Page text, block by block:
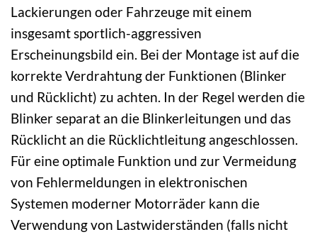
Lackierungen oder Fahrzeuge mit einem
insgesamt sportlich-aggressiven
Erscheinungsbild ein. Bei der Montage ist auf die
korrekte Verdrahtung der Funktionen (Blinker
und Rücklicht) zu achten. In der Regel werden die
Blinker separat an die Blinkerleitungen und das
Rücklicht an die Rücklichtleitung angeschlossen.
Für eine optimale Funktion und zur Vermeidung
von Fehlermeldungen in elektronischen
Systemen moderner Motorräder kann die
Verwendung von Lastwiderständen (falls nicht